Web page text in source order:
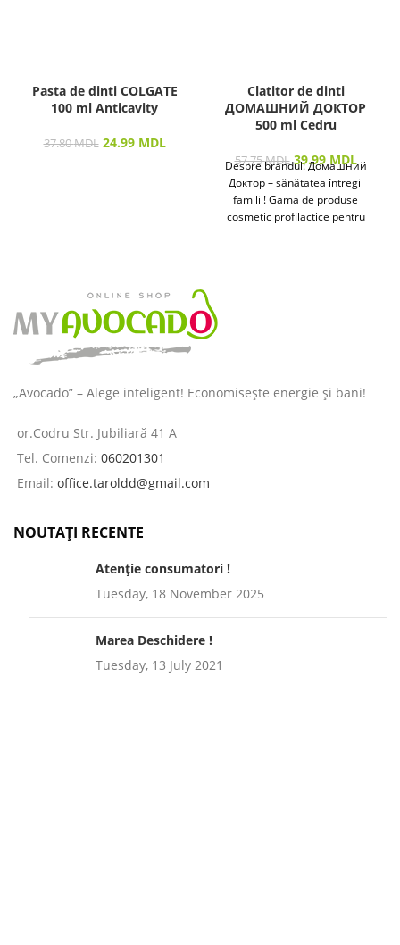
Pasta de dinti COLGATE
100 ml Anticavity
37.80MDL 24.99 MDL
Clatitor de dinti
ДОМАШНИЙ ДОКТОР
500 ml Cedru
57.75MDL 39.99 MDL
Despre brandul: Домашний
Доктор – sănătatea întregii
familii! Gama de produse
cosmetic profilactice pentru
„Avocado” – Alege inteligent! Economisește energie și bani!
or.Codru Str. Jubiliară 41 A
Tel. Comenzi: 060201301
Email: office.taroldd@gmail.com
NOUTAȚI RECENTE
Atenție consumatori !
Tuesday, 18 November 2025
Marea Deschidere !
Tuesday, 13 July 2021